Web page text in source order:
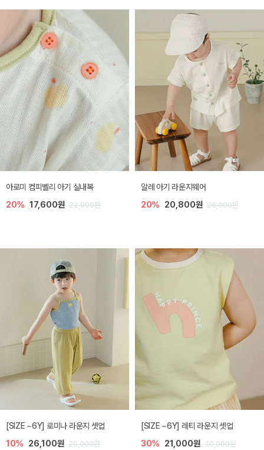
아로미 컴피벨리 아기 실내복
20% 17,600원 22,000원
알레 아기 라운지웨어
20% 20,800원 26,000원
[SIZE ~6Y] 로미나 라운지 셋업
10% 26,100원 29,000원
[SIZE ~6Y] 레티 라운지 셋업
30% 21,000원 30,000원